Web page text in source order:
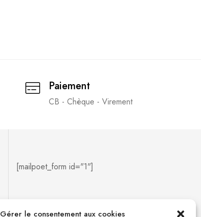
Gérer le consentement aux cookies
Paiement
CB - Chèque - Virement
[mailpoet_form id="1"]